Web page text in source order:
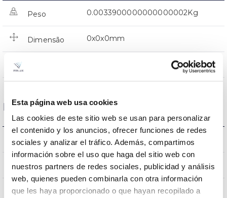
Esta página web usa cookies
Las cookies de este sitio web se usan para personalizar
el contenido y los anuncios, ofrecer funciones de redes
sociales y analizar el tráfico. Además, compartimos
información sobre el uso que haga del sitio web con
nuestros partners de redes sociales, publicidad y análisis
web, quienes pueden combinarla con otra información
que les haya proporcionado o que hayan recopilado a
Peso 0.0033900000000000002Kg
Dimensão 0x0x0mm
Dados ópticos
Temperatura de cor 3000K
CRI Índice de repr. cromática 80